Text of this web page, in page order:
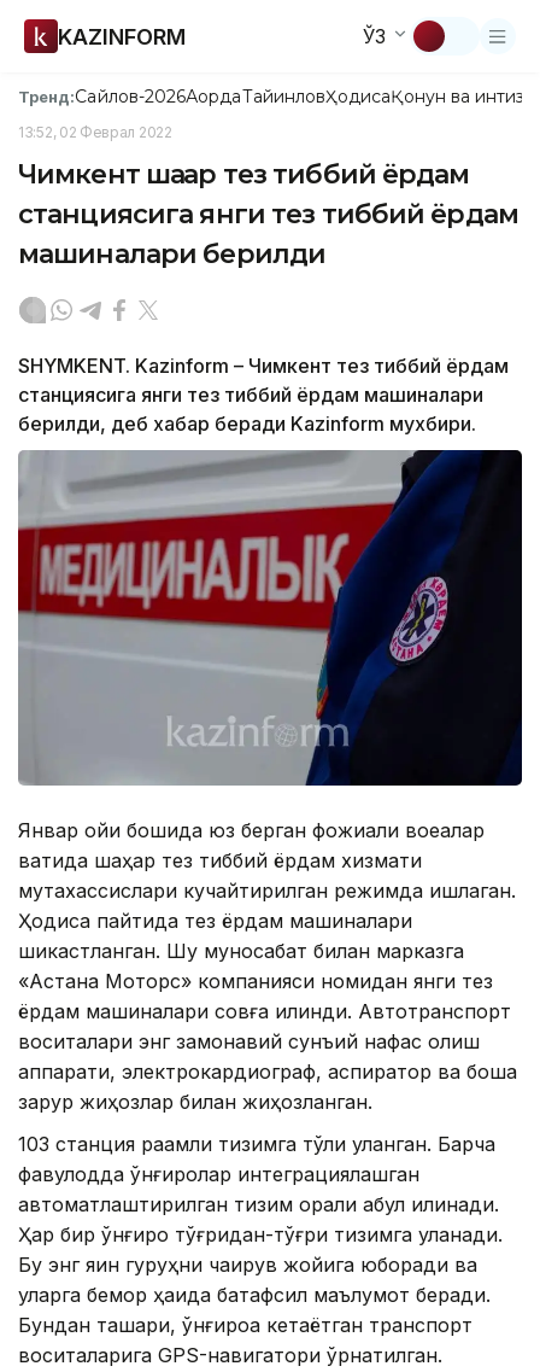
KAZINFORM ЎЗ
Тренд:Сайлов-2026АқордаТайинловҲодисаҚонун ва
13:52, 02 Феврал 2022
Чимкент шаҳар тез тиббий ёрдам
станциясига янги тез тиббий ёрдам
машиналари берилди
SHYMKENT. Kazinform – Чимкент тез тиббий ёрдам
станциясига янги тез тиббий ёрдам машиналари
берилди, деб хабар беради Kazinform мухбири.
Январ ойи бошида юз берган фожиали воқеалар
вақтида шаҳар тез тиббий ёрдам хизмати
мутахассислари кучайтирилган режимда ишлаган.
Ҳодиса пайтида тез ёрдам машиналари
шикастланган. Шу муносабат билан марказга
«Астана Моторс» компанияси номидан янги тез
ёрдам машиналари совға қилинди. Автотранспорт
воситалари энг замонавий сунъий нафас олиш
аппарати, электрокардиограф, аспиратор ва бошқа
зарур жиҳозлар билан жиҳозланган.
103 станция рақамли тизимга тўлиқ уланган. Барча
фавқулодда қўнғироқлар интеграциялашган
автоматлаштирилган тизим орқали қабул қилинади.
Ҳар бир қўнғироқ тўғридан-тўғри тизимга уланади.
Бу энг яқин гуруҳни чақирув жойига юборади ва
уларга бемор ҳақида батафсил маълумот беради.
Бундан ташқари, қўнғироққа кетаётган транспорт
воситаларига GPS-навигатори ўрнатилган.